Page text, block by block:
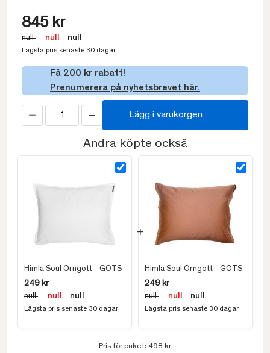
845 kr
null null null
Lägsta pris senaste 30 dagar
Få 200 kr rabatt!
Prenumerera på nyhetsbrevet här.
Lägg i varukorgen
Andra köpte också
Himla Soul Örngott - GOTS
249 kr
null
null null
Lägsta pris senaste 30 dagar
Himla Soul Örngott - GOTS
249 kr
null
null null
Lägsta pris senaste 30 dagar
Pris för paket: 498 kr